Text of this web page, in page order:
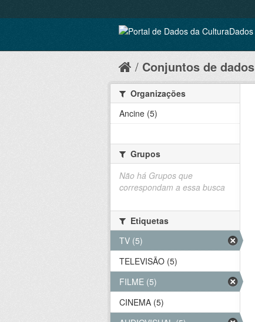
Conjuntos de dados
Organizações
Ancine (5)
Grupos
Não há Grupos que
correspondam a essa busca
Etiquetas
TV (5)
TELEVISÃO (5)
FILME (5)
CINEMA (5)